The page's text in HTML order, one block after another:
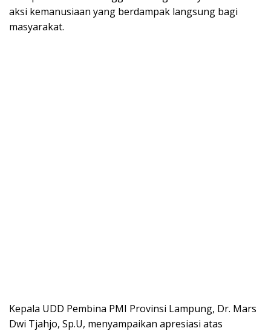
aksi kemanusiaan yang berdampak langsung bagi
masyarakat.
Kepala UDD Pembina PMI Provinsi Lampung, Dr. Mars
Dwi Tjahjo, Sp.U, menyampaikan apresiasi atas